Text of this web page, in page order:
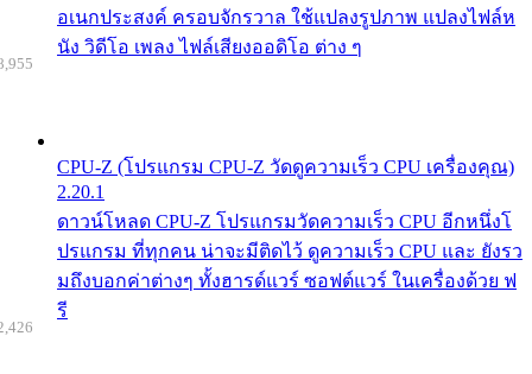
อเนกประสงค์ ครอบจักรวาล ใช้แปลงรูปภาพ แปลงไฟล์ห
นัง วิดีโอ เพลง ไฟล์เสียงออดิโอ ต่าง ๆ
CPU-Z (โปรแกรม CPU-Z วัดดูความเร็ว CPU เครื่องคุณ)
2.20.1
ดาวน์โหลด CPU-Z โปรแกรมวัดความเร็ว CPU อีกหนึ่งโ
ปรแกรม ที่ทุกคน น่าจะมีติดไว้ ดูความเร็ว CPU และ ยังรว
มถึงบอกค่าต่างๆ ทั้งฮารด์แวร์ ซอฟต์แวร์ ในเครื่องด้วย ฟ
รี